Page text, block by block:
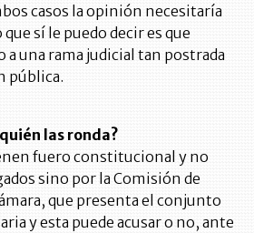
casos la opinión necesitaría
sí le puedo decir es que
a una rama judicial tan postrada
pública.
las ronda?
fuero constitucional y no
sino por la Comisión de
que presenta el conjunto
y esta puede acusar o no, ante